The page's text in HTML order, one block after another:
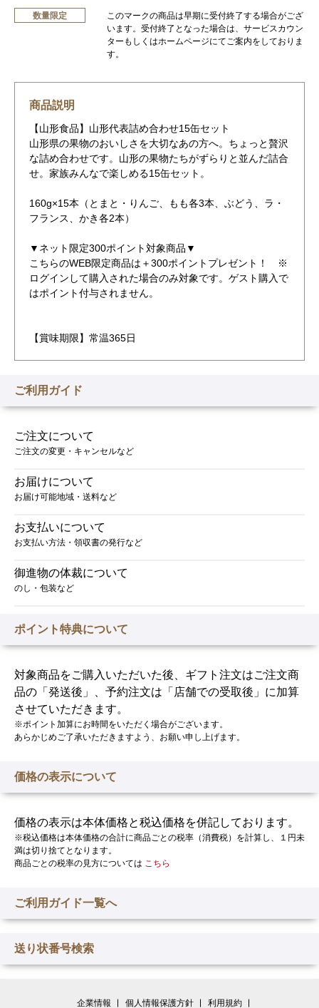
数量限定
このマークの商品は早期に受付終了する場合がござ
います。受付終了となった場合は、サービスカウン
ターもしくはホームページにてご案内をしておりま
す。
商品説明
【山形食品】山形代表詰め合わせ15缶セット
山形県の果物のおいしさを大切なあの方へ。ちょっと贅沢
な詰め合わせです。山形の果物たちがずらりと並んだ詰合
せ。家族みんなで楽しめる15缶セット。
160g×15本（とまと・りんご、もも各3本、ぶどう、ラ・
フランス、かき各2本）
▼ネット限定300ポイント対象商品▼
こちらのWEB限定商品は＋300ポイントプレゼント！ ※
ログインして購入された場合のみ対象です。ゲスト購入で
はポイント付与されません。
【賞味期限】常温365日
ご利用ガイド
ご注文について
ご注文の変更・キャンセルなど
お届けについて
お届け可能地域・送料など
お支払いについて
お支払い方法・領収書の発行など
御進物の体裁について
のし・包装など
ポイント特典について
対象商品をご購入いただいた後、ギフト注文はご注文商
品の「発送後」、予約注文は「店舗での受取後」に加算
させていただきます。
※ポイント加算にお時間をいただく場合がございます。
あらかじめご了承いただきますよう、お願い申し上げます。
価格の表示について
価格の表示は本体価格と税込価格を併記しております。
※税込価格は本体価格の合計に商品ごとの税率（消費税）を計算し、１円未
満は切り捨てとなります。
商品ごとの税率の見方については こちら
ご利用ガイド一覧へ
送り状番号検索
企業情報 個人情報保護方針 利用規約